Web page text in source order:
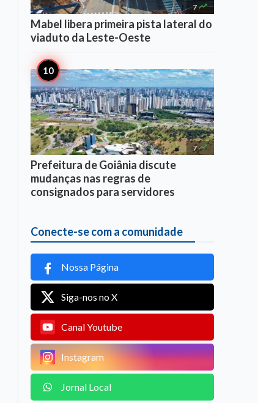
7 
Mabel libera primeira pista lateral do
viaduto da Leste-Oeste
7 
Prefeitura de Goiânia discute
mudanças nas regras de
consignados para servidores
Conecte-se com a comunidade
Nossa Página
Siga-nos no X
Canal Youtube
Instagram
Jornal Local